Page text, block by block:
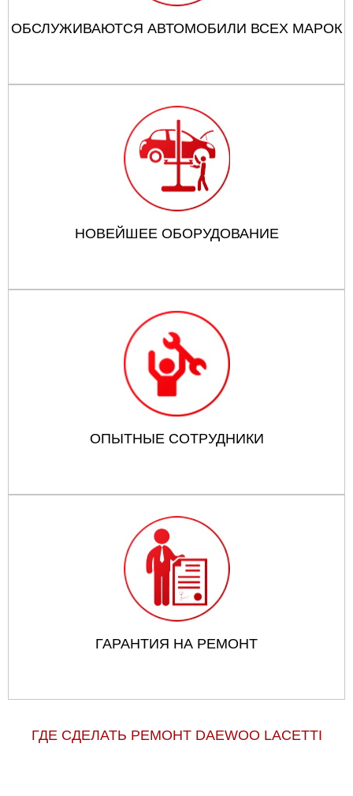
ОБСЛУЖИВАЮТСЯ АВТОМОБИЛИ ВСЕХ МАРОК
НОВЕЙШЕЕ ОБОРУДОВАНИЕ
ОПЫТНЫЕ СОТРУДНИКИ
ГАРАНТИЯ НА РЕМОНТ
ГДЕ СДЕЛАТЬ РЕМОНТ DAEWOO LACETTI